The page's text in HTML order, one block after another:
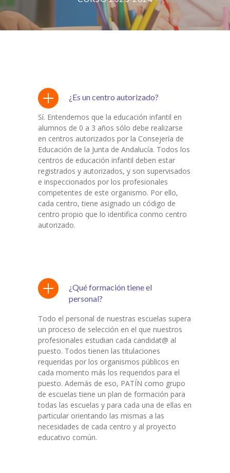
-- Patín Macarena
¿Es un centro autorizado?
Sí. Entendemos que la educación infantil en
alumnos de 0 a 3 años sólo debe realizarse
en centros autorizados por la Consejería de
Educación de la Junta de Andalucía. Todos los
centros de educación infantil deben estar
registrados y autorizados, y son supervisados
e inspeccionados por los profesionales
competentes de este organismo. Por ello,
cada centro, tiene asignado un código de
centro propio que lo identifica conmo centro
autorizado.
¿Qué formación tiene el
personal?
Todo el personal de nuestras escuelas supera
un proceso de selección en el que nuestros
profesionales estudian cada candidat@ al
puesto. Todos tienen las titulaciones
requeridas por los organismos públicos en
cada momento más los requeridos para el
puesto. Además de eso, PATÍN como grupo
de escuelas tiene un plan de formación para
todas las escuelas y para cada una de ellas en
particular orientando las mismas a las
necesidades de cada centro y al proyecto
educativo común.